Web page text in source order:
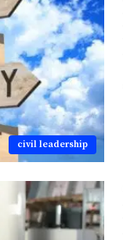
civil leadership